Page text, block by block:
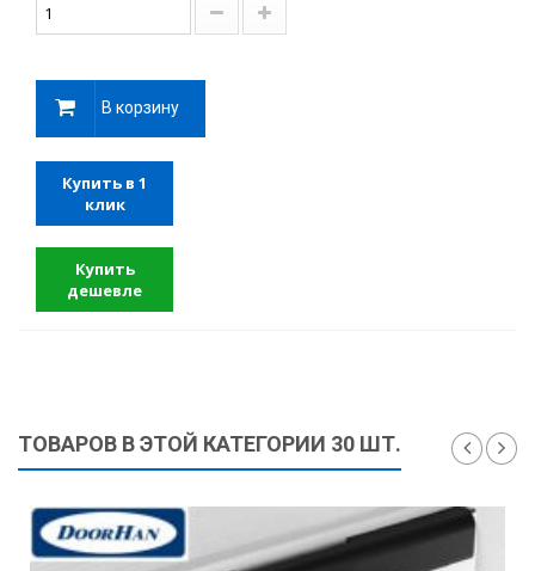
В корзину
Купить в 1
клик
Купить
дешевле
ТОВАРОВ В ЭТОЙ КАТЕГОРИИ 30 ШТ.